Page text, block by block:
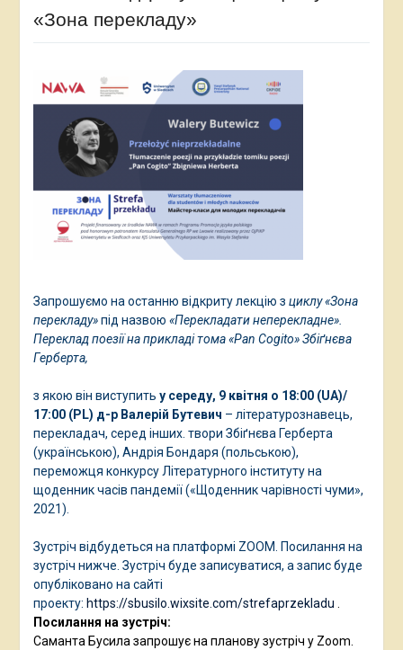
«Зона перекладу»
Запрошуємо на останню відкриту лекцію з циклу «Зона
перекладу»під назвою «Перекладати неперекладне».
Переклад поезії на прикладі тома «Pan Cogito» Збіґнєва
Герберта,
з якою він виступить у середу, 9 квітня о 18:00 (UA)/
17:00 (PL) д-р Валерій Бутевич – літературознавець,
перекладач, серед інших. твори Збіґнєва Герберта
(українською), Андрія Бондаря (польською),
переможця конкурсу Літературного інституту на
щоденник часів пандемії («Щоденник чарівності чуми»,
2021).
Зустріч відбудеться на платформі ZOOM. Посилання на
зустріч нижче. Зустріч буде записуватися, а запис буде
опубліковано на сайті
проекту: https://sbusilo.wixsite.com/strefaprzekladu .
Посилання на зустріч:
Саманта Бусила запрошує на планову зустріч у Zoom.